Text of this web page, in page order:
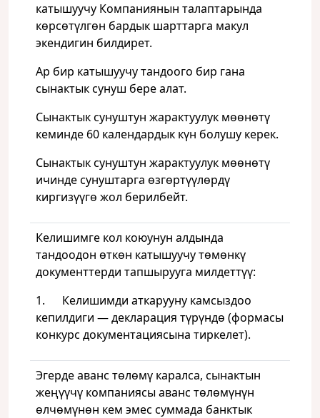
катышуучу Компаниянын талаптарында
көрсөтүлгөн бардык шарттарга макул
экендигин билдирет.
Ар бир катышуучу тандоого бир гана
сынактык сунуш бере алат.
Сынактык сунуштун жарактуулук мөөнөтү
кеминде 60 календардык күн болушу керек.
Сынактык сунуштун жарактуулук мөөнөтү
ичинде сунуштарга өзгөртүүлөрдү
киргизүүгө жол берилбейт.
Келишимге кол коюунун алдында
тандоодон өткөн катышуучу төмөнкү
документтерди тапшырууга милдеттүү:
1. Келишимди аткарууну камсыздоо
кепилдиги — декларация түрүндө (формасы
конкурс документациясына тиркелет).
Эгерде аванс төлөмү каралса, сынактын
жеңүүчү компаниясы аванс төлөмүнүн
өлчөмүнөн кем эмес суммада банктык